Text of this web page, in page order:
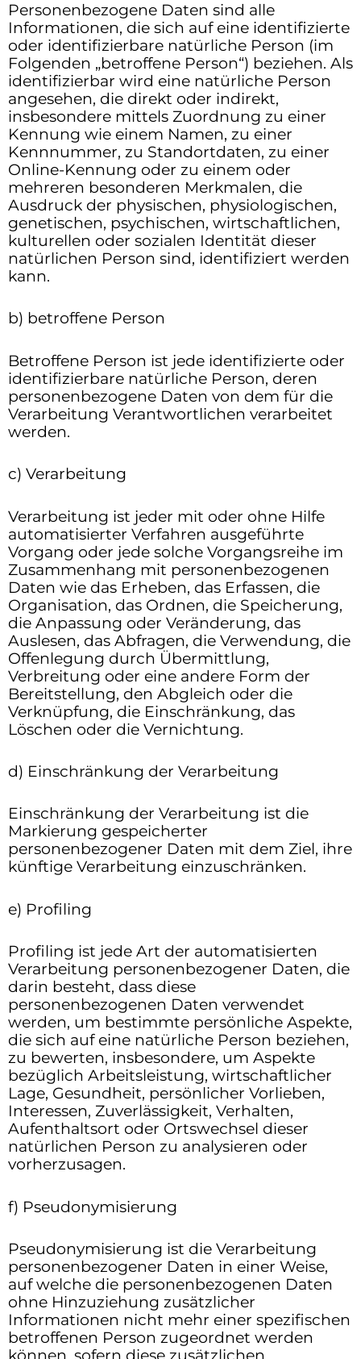
Personenbezogene Daten sind alle
Informationen, die sich auf eine identifizierte
oder identifizierbare natürliche Person (im
Folgenden „betroffene Person“) beziehen. Als
identifizierbar wird eine natürliche Person
angesehen, die direkt oder indirekt,
insbesondere mittels Zuordnung zu einer
Kennung wie einem Namen, zu einer
Kennnummer, zu Standortdaten, zu einer
Online-Kennung oder zu einem oder
mehreren besonderen Merkmalen, die
Ausdruck der physischen, physiologischen,
genetischen, psychischen, wirtschaftlichen,
kulturellen oder sozialen Identität dieser
natürlichen Person sind, identifiziert werden
kann.
b) betroffene Person
Betroffene Person ist jede identifizierte oder
identifizierbare natürliche Person, deren
personenbezogene Daten von dem für die
Verarbeitung Verantwortlichen verarbeitet
werden.
c) Verarbeitung
Verarbeitung ist jeder mit oder ohne Hilfe
automatisierter Verfahren ausgeführte
Vorgang oder jede solche Vorgangsreihe im
Zusammenhang mit personenbezogenen
Daten wie das Erheben, das Erfassen, die
Organisation, das Ordnen, die Speicherung,
die Anpassung oder Veränderung, das
Auslesen, das Abfragen, die Verwendung, die
Offenlegung durch Übermittlung,
Verbreitung oder eine andere Form der
Bereitstellung, den Abgleich oder die
Verknüpfung, die Einschränkung, das
Löschen oder die Vernichtung.
d) Einschränkung der Verarbeitung
Einschränkung der Verarbeitung ist die
Markierung gespeicherter
personenbezogener Daten mit dem Ziel, ihre
künftige Verarbeitung einzuschränken.
e) Profiling
Profiling ist jede Art der automatisierten
Verarbeitung personenbezogener Daten, die
darin besteht, dass diese
personenbezogenen Daten verwendet
werden, um bestimmte persönliche Aspekte,
die sich auf eine natürliche Person beziehen,
zu bewerten, insbesondere, um Aspekte
bezüglich Arbeitsleistung, wirtschaftlicher
Lage, Gesundheit, persönlicher Vorlieben,
Interessen, Zuverlässigkeit, Verhalten,
Aufenthaltsort oder Ortswechsel dieser
natürlichen Person zu analysieren oder
vorherzusagen.
f) Pseudonymisierung
Pseudonymisierung ist die Verarbeitung
personenbezogener Daten in einer Weise,
auf welche die personenbezogenen Daten
ohne Hinzuziehung zusätzlicher
Informationen nicht mehr einer spezifischen
betroffenen Person zugeordnet werden